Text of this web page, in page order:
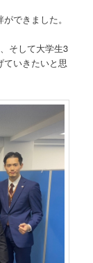
できました。
そして大学生3
ていきたいと思